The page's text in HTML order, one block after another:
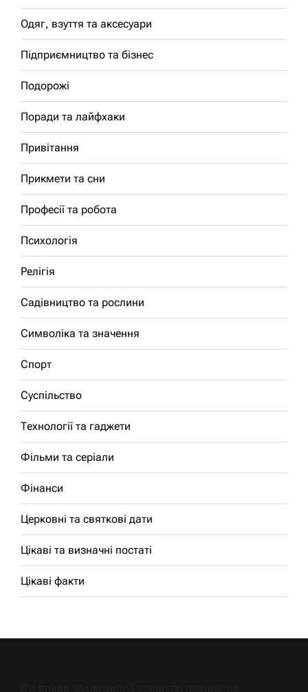
Одяг, взуття та аксесуари
Підприємництво та бізнес
Подорожі
Поради та лайфхаки
Привітання
Прикмети та сни
Професії та робота
Психологія
Релігія
Садівництво та рослини
Символіка та значення
Спорт
Суспільство
Технології та гаджети
Фільми та серіали
Фінанси
Церковні та святкові дати
Цікаві та визначні постаті
Цікаві факти